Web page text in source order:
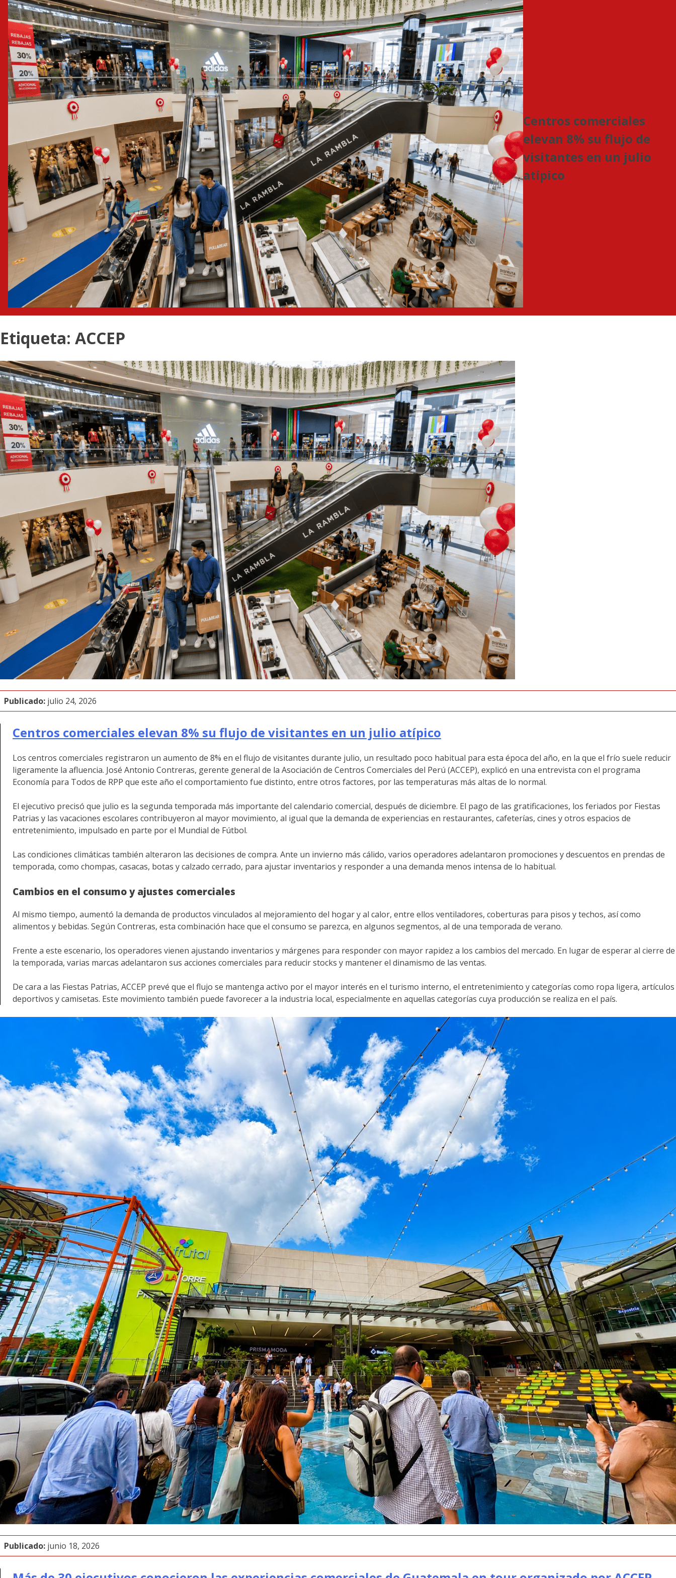
Centros comerciales
elevan 8% su flujo de
visitantes en un julio
atípico
Etiqueta: ACCEP
Publicado: julio 24, 2026
Centros comerciales elevan 8% su flujo de visitantes en un julio atípico
Los centros comerciales registraron un aumento de 8% en el flujo de visitantes durante julio, un resultado poco habitual para esta época del año, en la que el frío suele reducir
ligeramente la afluencia. José Antonio Contreras, gerente general de la Asociación de Centros Comerciales del Perú (ACCEP), explicó en una entrevista con el programa
Economía para Todos de RPP que este año el comportamiento fue distinto, entre otros factores, por las temperaturas más altas de lo normal.
El ejecutivo precisó que julio es la segunda temporada más importante del calendario comercial, después de diciembre. El pago de las gratificaciones, los feriados por Fiestas
Patrias y las vacaciones escolares contribuyeron al mayor movimiento, al igual que la demanda de experiencias en restaurantes, cafeterías, cines y otros espacios de
entretenimiento, impulsado en parte por el Mundial de Fútbol.
Las condiciones climáticas también alteraron las decisiones de compra. Ante un invierno más cálido, varios operadores adelantaron promociones y descuentos en prendas de
temporada, como chompas, casacas, botas y calzado cerrado, para ajustar inventarios y responder a una demanda menos intensa de lo habitual.
Cambios en el consumo y ajustes comerciales
Al mismo tiempo, aumentó la demanda de productos vinculados al mejoramiento del hogar y al calor, entre ellos ventiladores, coberturas para pisos y techos, así como
alimentos y bebidas. Según Contreras, esta combinación hace que el consumo se parezca, en algunos segmentos, al de una temporada de verano.
Frente a este escenario, los operadores vienen ajustando inventarios y márgenes para responder con mayor rapidez a los cambios del mercado. En lugar de esperar al cierre de
la temporada, varias marcas adelantaron sus acciones comerciales para reducir stocks y mantener el dinamismo de las ventas.
De cara a las Fiestas Patrias, ACCEP prevé que el flujo se mantenga activo por el mayor interés en el turismo interno, el entretenimiento y categorías como ropa ligera, artículos
deportivos y camisetas. Este movimiento también puede favorecer a la industria local, especialmente en aquellas categorías cuya producción se realiza en el país.
Publicado: junio 18, 2026